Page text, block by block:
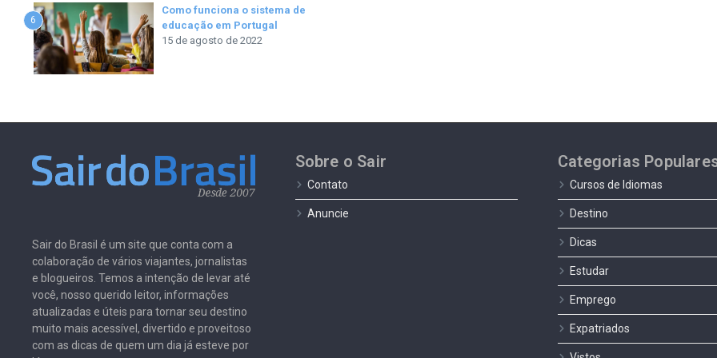
6
Como funciona o sistema de
educação em Portugal
15 de agosto de 2022
Sair do Brasil é um site que conta com a
colaboração de vários viajantes, jornalistas
e blogueiros. Temos a intenção de levar até
você, nosso querido leitor, informações
atualizadas e úteis para tornar seu destino
muito mais acessível, divertido e proveitoso
com as dicas de quem um dia já esteve por
Sobre o Sair
Contato
Anuncie
Categorias
Cursos de Idiomas
Destino
Dicas
Estudar
Emprego
Expatriados